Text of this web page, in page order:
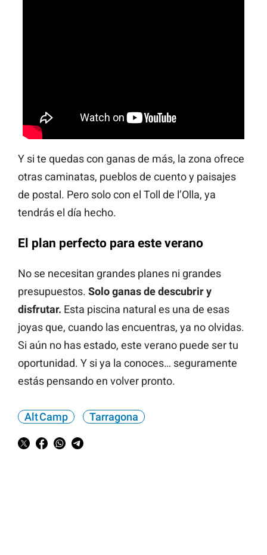
Y si te quedas con ganas de más, la zona ofrece
otras caminatas, pueblos de cuento y paisajes
de postal. Pero solo con el Toll de l’Olla, ya
tendrás el día hecho.
El plan perfecto para este verano
No se necesitan grandes planes ni grandes
presupuestos. Solo ganas de descubrir y
disfrutar. Esta piscina natural es una de esas
joyas que, cuando las encuentras, ya no olvidas.
Si aún no has estado, este verano puede ser tu
oportunidad. Y si ya la conoces… seguramente
estás pensando en volver pronto.
Alt Camp Tarragona